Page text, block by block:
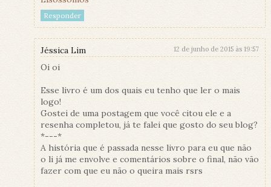
Responder
Jéssica Lim 12 de junho de 2015 às 19:57
Oi oi
Esse livro é um dos quais eu tenho que ler o mais
logo!
Gostei de uma postagem que você citou ele e a
resenha completou, já te falei que gosto do seu blog?
*---*
A história que é passada nesse livro para eu que não
o li já me envolve e comentários sobre o final, não vão
fazer com que eu não o queira mais rsrs